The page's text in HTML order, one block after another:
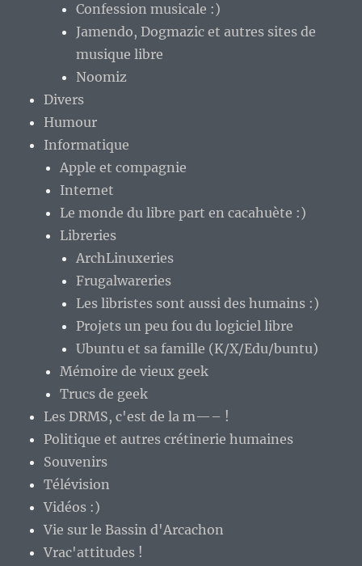
Confession musicale :)
Jamendo, Dogmazic et autres sites de
musique libre
Noomiz
Divers
Humour
Informatique
Apple et compagnie
Internet
Le monde du libre part en cacahuète :)
Libreries
ArchLinuxeries
Frugalwareries
Les libristes sont aussi des humains :)
Projets un peu fou du logiciel libre
Ubuntu et sa famille (K/X/Edu/buntu)
Mémoire de vieux geek
Trucs de geek
Les DRMS, c'est de la m—– !
Politique et autres crétinerie humaines
Souvenirs
Télévision
Vidéos :)
Vie sur le Bassin d'Arcachon
Vrac'attitudes !